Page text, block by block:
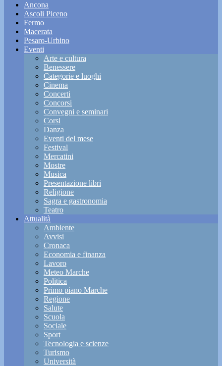
Ancona
Ascoli Piceno
Fermo
Macerata
Pesaro-Urbino
Eventi
Arte e cultura
Benessere
Categorie e luoghi
Cinema
Concerti
Concorsi
Convegni e seminari
Corsi
Danza
Eventi del mese
Festival
Mercatini
Mostre
Musica
Presentazione libri
Religione
Sagra e gastronomia
Teatro
Attualità
Ambiente
Avvisi
Cronaca
Economia e finanza
Lavoro
Meteo Marche
Politica
Primo piano Marche
Regione
Salute
Scuola
Sociale
Sport
Tecnologia e scienze
Turismo
Università